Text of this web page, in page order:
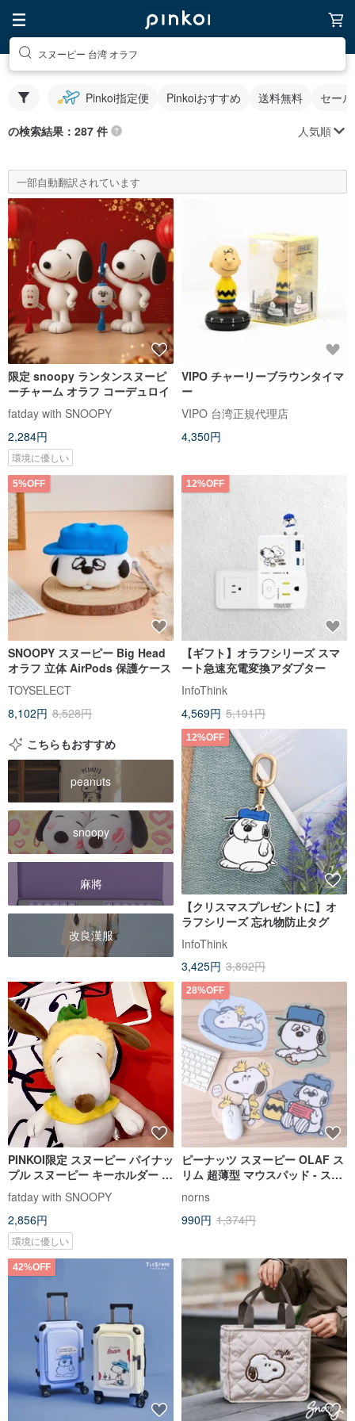
スヌーピー 台湾 オラフ
Pinkoi指定便 Pinkoiおすすめ 送料無料 セー
の検索結果：287 件 人気順
一部自動翻訳されています
限定 snoopy ランタンスヌーピ
ーチャーム オラフ コーデュロイ
fatday with SNOOPY
2,284円
環境に優しい
VIPO チャーリーブラウンタイマ
ー
VIPO 台湾正規代理店
4,350円
5%OFF
SNOOPY スヌーピー Big Head
オラフ 立体 AirPods 保護ケース
TOYSELECT
8,102円 8,528円
12%OFF
【ギフト】オラフシリーズ スマ
ート急速充電変換アダプター
InfoThink
4,569円 5,191円
こちらもおすすめ
peanuts
snoopy
麻將
改良漢服
12%OFF
【クリスマスプレゼントに】オ
ラフシリーズ 忘れ物防止タグ
InfoThink
3,425円 3,892円
PINKOI限定 スヌーピー パイナッ
プル スヌーピー キーホルダー キ
ーリング バッグチャーム フルー
ツスヌーピー
fatday with SNOOPY
2,856円
環境に優しい
28%OFF
ピーナッツ スヌーピー OLAF ス
リム 超薄型 マウスパッド - スヌ
ット
norns
990円 1,374円
42%OFF